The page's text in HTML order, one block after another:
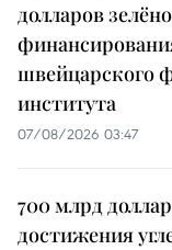
долларов
швейцарского
института
07/08/2026 03:47
700 млрд
достижения